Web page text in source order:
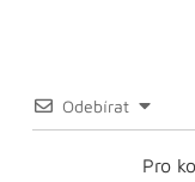
Odebírat
Pro